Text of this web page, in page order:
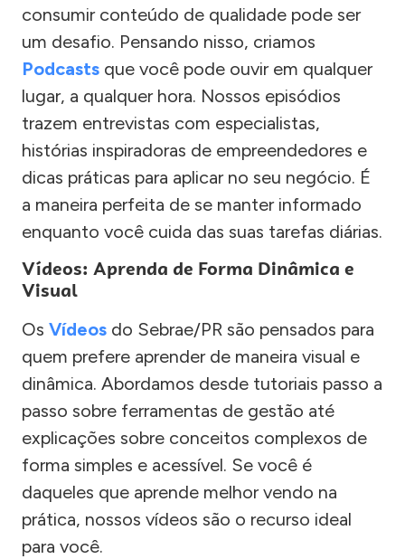
consumir conteúdo de qualidade pode ser
um desafio. Pensando nisso, criamos
Podcasts que você pode ouvir em qualquer
lugar, a qualquer hora. Nossos episódios
trazem entrevistas com especialistas,
histórias inspiradoras de empreendedores e
dicas práticas para aplicar no seu negócio. É
a maneira perfeita de se manter informado
enquanto você cuida das suas tarefas diárias.
Vídeos: Aprenda de Forma Dinâmica e
Visual
Os Vídeos do Sebrae/PR são pensados para
quem prefere aprender de maneira visual e
dinâmica. Abordamos desde tutoriais passo a
passo sobre ferramentas de gestão até
explicações sobre conceitos complexos de
forma simples e acessível. Se você é
daqueles que aprende melhor vendo na
prática, nossos vídeos são o recurso ideal
para você.